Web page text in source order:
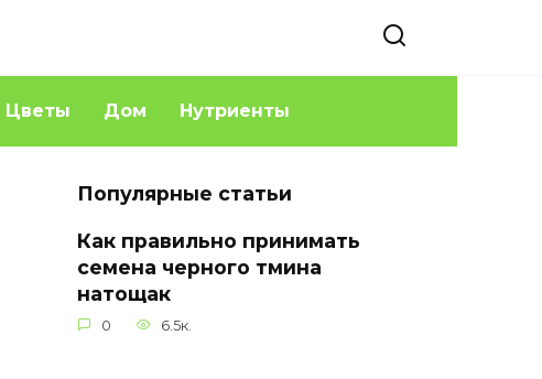
Цветы Дом Нутриенты
Популярные статьи
Как правильно принимать
семена черного тмина
натощак
0 6.5к.